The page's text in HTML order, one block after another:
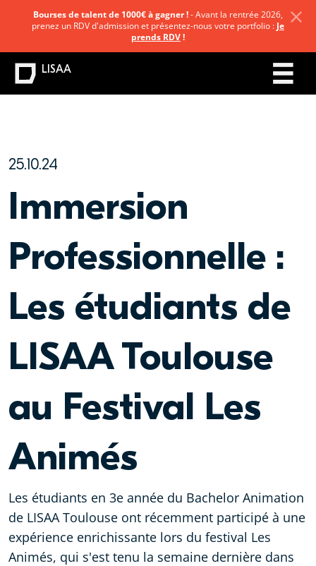
25.10.24
Immersion
Professionnelle :
Les étudiants de
LISAA Toulouse
au Festival Les
Animés
Les étudiants en 3e année du Bachelor Animation
de LISAA Toulouse ont récemment participé à une
expérience enrichissante lors du festival Les
Animés, qui s'est tenu la semaine dernière dans
Bourses de talent de 1000€ à gagner !- Avant la rentrée 2026,
prenez un RDV d'admission et présentez-nous votre portfolio : Je
prends RDV!
LISAA